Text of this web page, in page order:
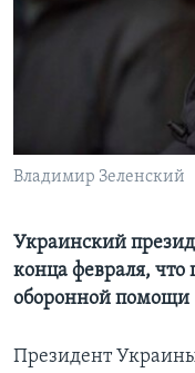
Learning English
Владимир Зеленский
Украинский
конца февраля,
оборонной помощи
Президент